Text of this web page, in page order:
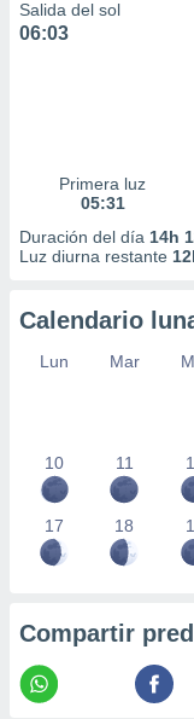
Salida del sol
06:03
Primera luz
05:31
Duración del día 14h
Luz diurna restante
Calendario
Lun Mar
10 11
17 18
Compartir